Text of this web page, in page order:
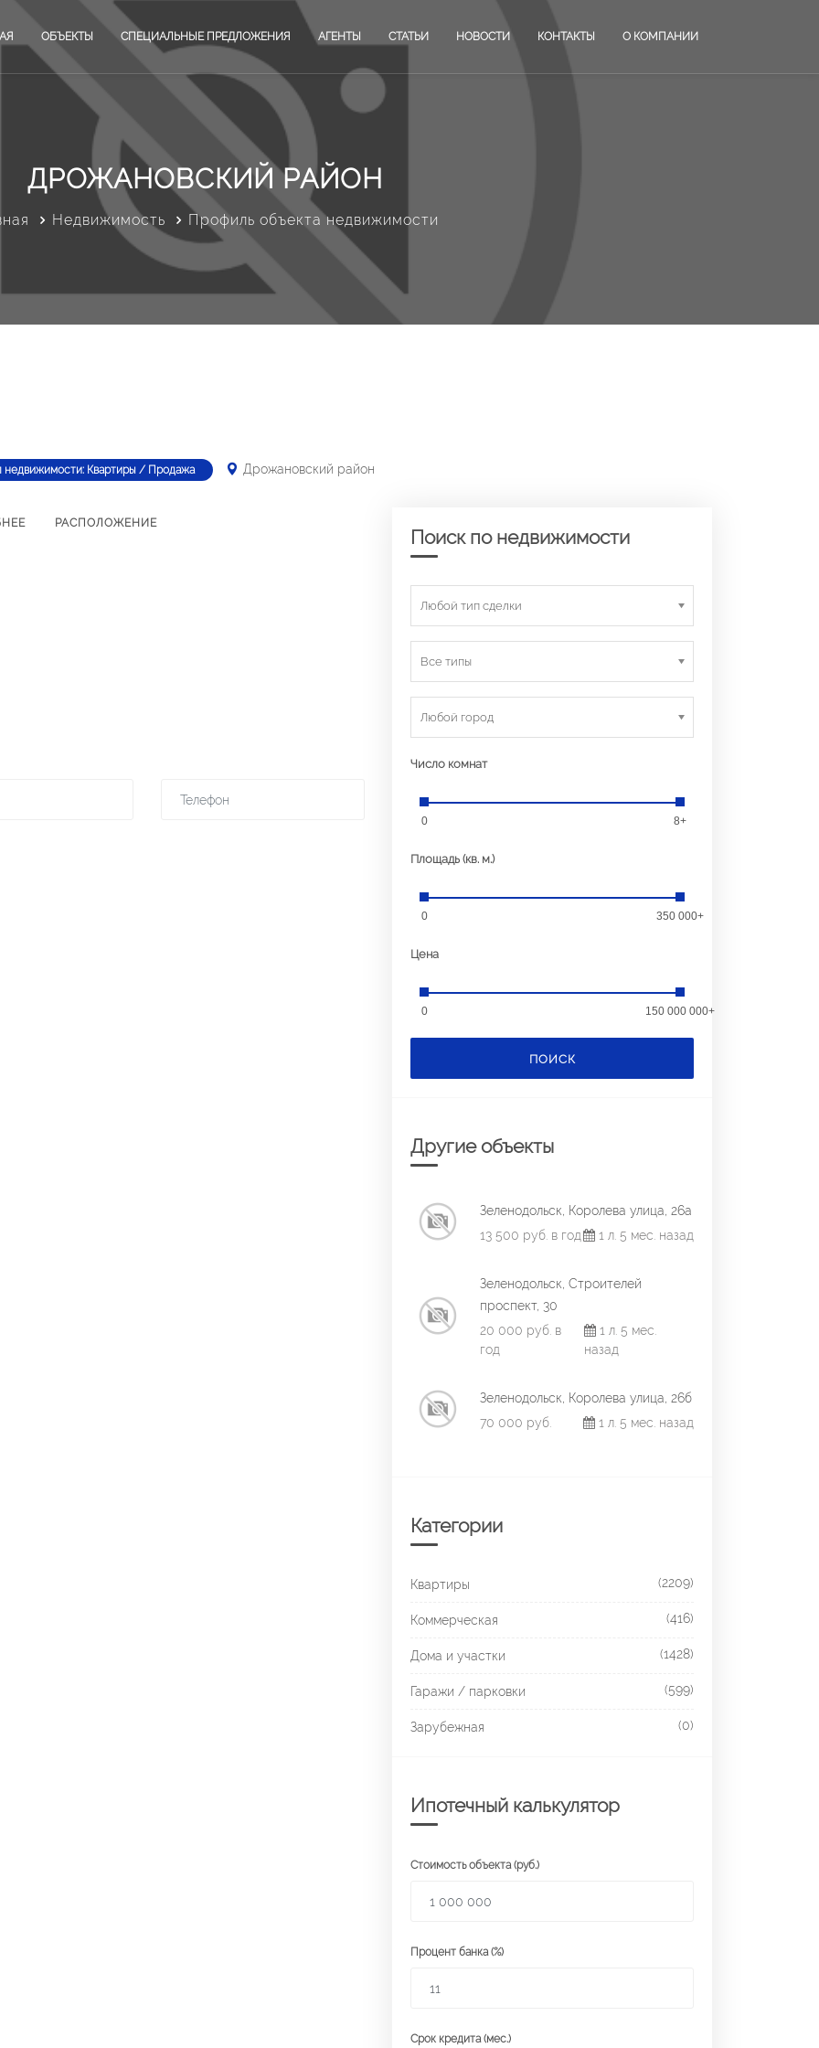
ОБЪЕКТЫ СПЕЦИАЛЬНЫЕ ПРЕДЛОЖЕНИЯ АГЕНТЫ СТАТЬИ НОВОСТИ КОНТАКТЫ О КОМПАНИИ
ДРОЖАНОВСКИЙ РАЙОН
Недвижимость Профиль объекта недвижимости
недвижимости: Квартиры / Продажа Дрожановский район
РАСПОЛОЖЕНИЕ
Поиск по недвижимости
Любой тип сделки
Все типы
Любой город
Число комнат
0 8+
Площадь (кв. м.)
0 350 000+
Цена
0 150 000 000+
ПОИСК
Другие объекты
Зеленодольск, Королева улица, 26а
13 500 руб. в год
1 л. 5 мес. назад
Зеленодольск, Строителей
проспект, 30
20 000 руб. в
год
1 л. 5 мес.
назад
Зеленодольск, Королева улица, 26б
70 000 руб.
1 л. 5 мес. назад
Категории
Квартиры (2209)
Коммерческая (416)
Дома и участки (1428)
Гаражи / парковки (599)
Зарубежная (0)
Ипотечный калькулятор
Стоимость объекта (руб.)
Процент банка (%)
Срок кредита (мес.)